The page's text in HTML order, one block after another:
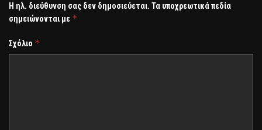
Η ηλ. διεύθυνση σας δεν δημοσιεύεται. Τα υποχρεωτικά πεδία
σημειώνονται με *
Σχόλιο *